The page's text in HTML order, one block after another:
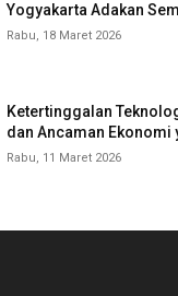
Yogyakarta Adakan
Rabu, 18 Maret 2026
Ketertinggalan
dan Ancaman Ekonomi
Rabu, 11 Maret 2026